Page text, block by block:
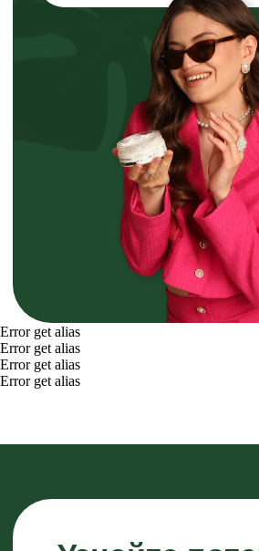
Error get alias
Error get alias
Error get alias
Error get alias